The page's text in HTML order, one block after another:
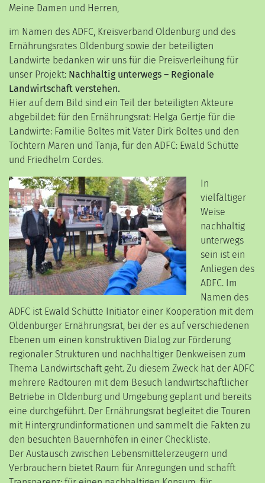
Meine Damen und Herren,
im Namen des ADFC, Kreisverband Oldenburg und des
Ernährungsrates Oldenburg sowie der beteiligten
Landwirte bedanken wir uns für die Preisverleihung für
unser Projekt: Nachhaltig unterwegs – Regionale
Landwirtschaft verstehen.
Hier auf dem Bild sind ein Teil der beteiligten Akteure
abgebildet: für den Ernährungsrat: Helga Gertje für die
Landwirte: Familie Boltes mit Vater Dirk Boltes und den
Töchtern Maren und Tanja, für den ADFC: Ewald Schütte
und Friedhelm Cordes.
In
vielfältiger
Weise
nachhaltig
unterwegs
sein ist ein
Anliegen des
ADFC. Im
Namen des
ADFC ist Ewald Schütte Initiator einer Kooperation mit dem
Oldenburger Ernährungsrat, bei der es auf verschiedenen
Ebenen um einen konstruktiven Dialog zur Förderung
regionaler Strukturen und nachhaltiger Denkweisen zum
Thema Landwirtschaft geht. Zu diesem Zweck hat der ADFC
mehrere Radtouren mit dem Besuch landwirtschaftlicher
Betriebe in Oldenburg und Umgebung geplant und bereits
eine durchgeführt. Der Ernährungsrat begleitet die Touren
mit Hintergrundinformationen und sammelt die Fakten zu
den besuchten Bauernhöfen in einer Checkliste.
Der Austausch zwischen Lebensmittelerzeugern und
Verbrauchern bietet Raum für Anregungen und schafft